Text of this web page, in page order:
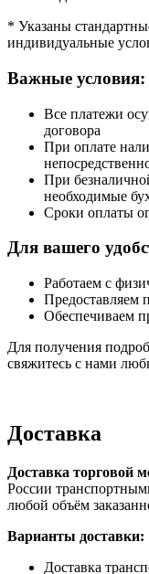
* Указаны
индивидуальные
Важные условия:
Все платежи
договора
При оплате
При
необходимые
Сроки оплаты
Для вашего
Работаем с
Предоставляем
Обеспечиваем
Для получения
свяжитесь с нами
Доставка
Доставка торговой
России
любой объём
Варианты доставки:
Доставка